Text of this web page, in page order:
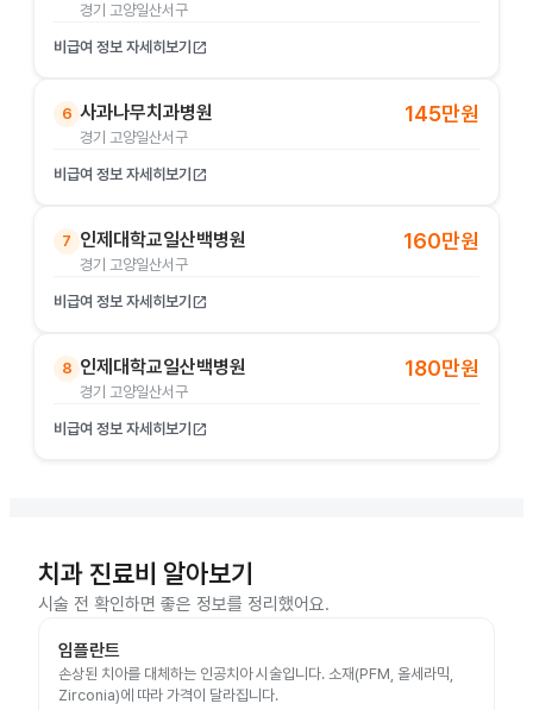
경기 고양일산서구
비급여 정보 자세히보기 open_in_new
6 사과나무치과병원
경기 고양일산서구
145만원
비급여 정보 자세히보기 open_in_new
7 인제대학교일산백병원
경기 고양일산서구
160만원
비급여 정보 자세히보기 open_in_new
8 인제대학교일산백병원
경기 고양일산서구
180만원
비급여 정보 자세히보기 open_in_new
치과 진료비 알아보기
시술 전 확인하면 좋은 정보를 정리했어요.
임플란트
손상된 치아를 대체하는 인공치아 시술입니다. 소재(PFM, 올세라믹,
Zirconia)에 따라 가격이 달라집니다.